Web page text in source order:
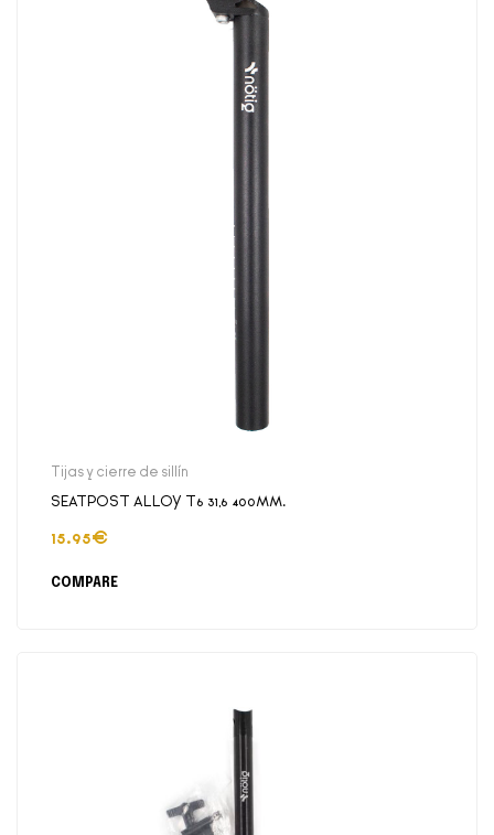
Tijas y cierre de sillín
SEATPOST ALLOY T6 31,6 400MM.
15.95€
COMPARE